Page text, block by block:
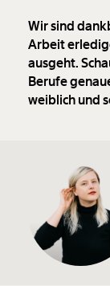
Wir sind
Arbeit
ausgeht.
Berufe
weiblich und